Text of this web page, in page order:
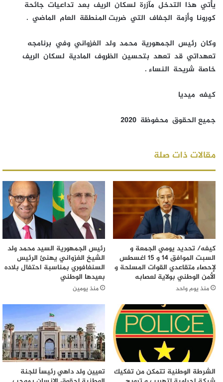
يأتي هذا التدخل مآزرة لسكان الريف بعد تداعيات جائحة
كورونا وأزمة الجفاف التي ضربت المنطقة العام الماضي .
وكان رئيس الجمهورية محمد ولد الغزواني وفي برنامجه
تعهداتي قد تعهد بتحسين الظروف المادية لسكان الريف
خاصة شريحة النساء .
كيفه ميديا
جميع الحقوق محفوظة 2020
مقالات ذات صلة
كيفه/ تحديد يومي الجمعة و
السبت الموافق 14 و 15 اغسطس
لإحصاء متقاعدي القوات المسلحة و
الأمن الوطني بولاية لعصابه
منذ يوم واحد
رئيس الجمهورية السيد محمد ولد
الشيخ الغزواني يهنئ الرئيس
السنغافوري بمناسبة احتفال بلاده
بعيدها الوطني
منذ يومين
الشرطة الوطنية تتمكن من تفكيك
تعيين ولد داهي رئيساً للجنة